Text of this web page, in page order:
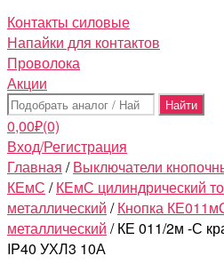
Контакты силовые
Напайки для контактов
Проволока
Акции
Поиск:
0,00₽(0)
Вход/Регистрация
Главная /Выключатели
КЕмС /КЕмС цилиндрический
металлический /Кнопка
металлический / КЕ 011/2м -С
IP40 УХЛ3 10А